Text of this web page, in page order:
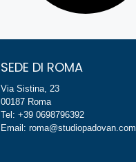
SEDE DI ROMA
Via Sistina, 23
00187 Roma
Tel: +39 0698796392
Email: roma@studiopadovan.com